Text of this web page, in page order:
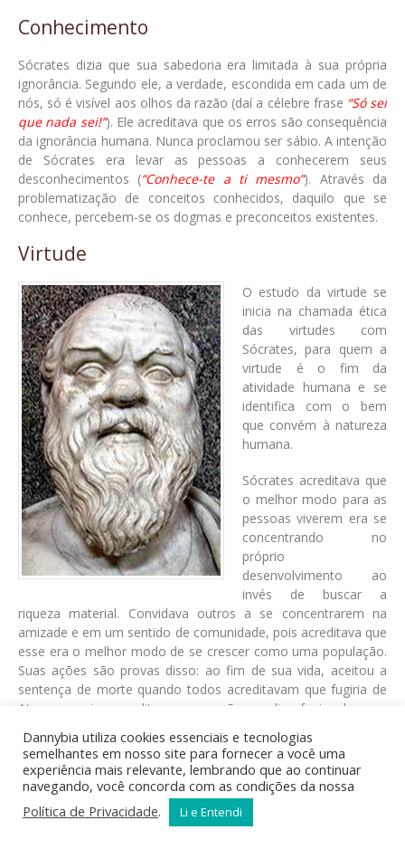
Conhecimento
Sócrates dizia que sua sabedoria era limitada à sua própria
ignorância. Segundo ele, a verdade, escondida em cada um de
nós, só é visível aos olhos da razão (daí a célebre frase “Só sei
que nada sei!”). Ele acreditava que os erros são consequência
da ignorância humana. Nunca proclamou ser sábio. A intenção
de Sócrates era levar as pessoas a conhecerem seus
desconhecimentos (“Conhece-te a ti mesmo”). Através da
problematização de conceitos conhecidos, daquilo que se
conhece, percebem-se os dogmas e preconceitos existentes.
Virtude
O estudo da virtude se
inicia na chamada ética
das virtudes com
Sócrates, para quem a
virtude é o fim da
atividade humana e se
identifica com o bem
que convém à natureza
humana.
Sócrates acreditava que
o melhor modo para as
pessoas viverem era se
concentrando no
próprio
desenvolvimento ao
invés de buscar a
riqueza material. Convidava outros a se concentrarem na
amizade e em um sentido de comunidade, pois acreditava que
esse era o melhor modo de se crescer como uma população.
Suas ações são provas disso: ao fim de sua vida, aceitou a
sentença de morte quando todos acreditavam que fugiria de
Atenas, pois acreditava que não podia fugir de sua
certas virtudes, tanto filosóficas quanto intelectuais. Dizia que
a virtude era a mais importante de todas as coisas.
Política
Dannybia utiliza cookies essenciais e tecnologias
semelhantes em nosso site para fornecer a você uma
experiência mais relevante, lembrando que ao continuar
navegando, você concorda com as condições da nossa
Política de Privacidade. Li e Entendi